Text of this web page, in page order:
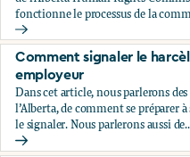
fonctionne le processus de la
Comment décider de
Comment signaler le
employeur
Dans cet article, nous parlerons
l’Alberta, de comment se préparer
le signaler. Nous parlerons aussi
Comment signaler le